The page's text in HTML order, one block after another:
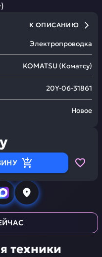
)
К ОПИСАНИЮ
Электропроводка
KOMATSU (Коматсу)
20Y-06-31861
Новое
техники